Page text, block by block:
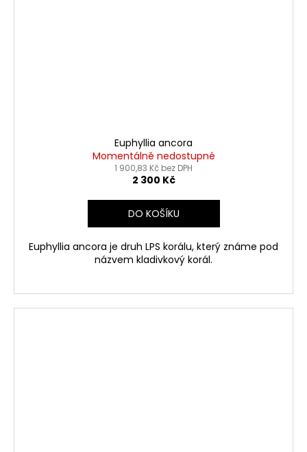
Euphyllia ancora
Momentálně nedostupné
1 900,83 Kč bez DPH
2 300 Kč
DO KOŠÍKU
Euphyllia ancora je druh LPS korálu, který známe pod
názvem kladivkový korál.